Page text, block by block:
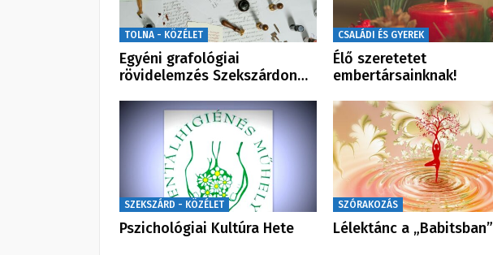
TOLNA - KÖZÉLET
Egyéni grafológiai
rövidelemzés Szekszárdon…
CSALÁDI ÉS GYEREK
Élő szeretetet
embertársainknak!
SZEKSZÁRD - KÖZÉLET
Pszichológiai Kultúra Hete
SZÓRAKOZÁS
Lélektánc a „Babitsban”